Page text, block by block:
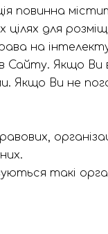
повинна
для
на
Сайту. Якщо Ви
Якщо Ви не
такі